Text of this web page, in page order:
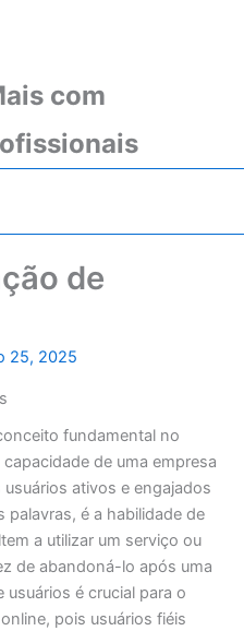
com
de
25, 2025
fundamental no
de uma empresa
ativos e engajados
é a habilidade de
a utilizar um serviço ou
de abandoná-lo após uma
é crucial para o
pois usuários fiéis